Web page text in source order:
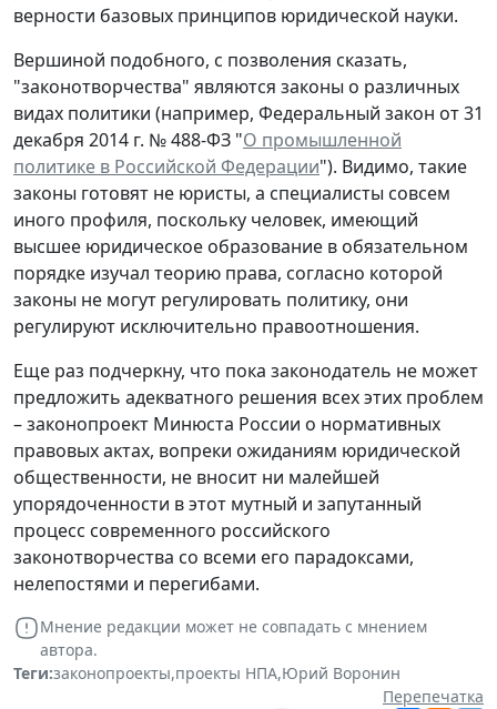
верности базовых принципов юридической науки.
Вершиной подобного, с позволения сказать,
"законотворчества" являются законы о различных
видах политики (например, Федеральный закон от 31
декабря 2014 г. № 488-ФЗ "О промышленной
политике в Российской Федерации"). Видимо, такие
законы готовят не юристы, а специалисты совсем
иного профиля, поскольку человек, имеющий
высшее юридическое образование в обязательном
порядке изучал теорию права, согласно которой
законы не могут регулировать политику, они
регулируют исключительно правоотношения.
Еще раз подчеркну, что пока законодатель не может
предложить адекватного решения всех этих проблем
– законопроект Минюста России о нормативных
правовых актах, вопреки ожиданиям юридической
общественности, не вносит ни малейшей
упорядоченности в этот мутный и запутанный
процесс современного российского
законотворчества со всеми его парадоксами,
нелепостями и перегибами.
Мнение редакции может не совпадать с мнением
автора.
Теги:законопроекты,проекты НПА,Юрий Воронин
Перепечатка